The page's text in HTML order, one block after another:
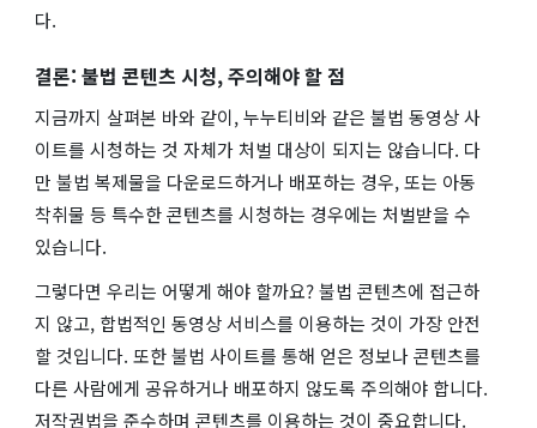
다.
결론: 불법 콘텐츠 시청, 주의해야 할 점
지금까지 살펴본 바와 같이, 누누티비와 같은 불법 동영상 사
이트를 시청하는 것 자체가 처벌 대상이 되지는 않습니다. 다
만 불법 복제물을 다운로드하거나 배포하는 경우, 또는 아동
착취물 등 특수한 콘텐츠를 시청하는 경우에는 처벌받을 수
있습니다.
그렇다면 우리는 어떻게 해야 할까요? 불법 콘텐츠에 접근하
지 않고, 합법적인 동영상 서비스를 이용하는 것이 가장 안전
할 것입니다. 또한 불법 사이트를 통해 얻은 정보나 콘텐츠를
다른 사람에게 공유하거나 배포하지 않도록 주의해야 합니다.
저작권법을 준수하며 콘텐츠를 이용하는 것이 중요합니다.